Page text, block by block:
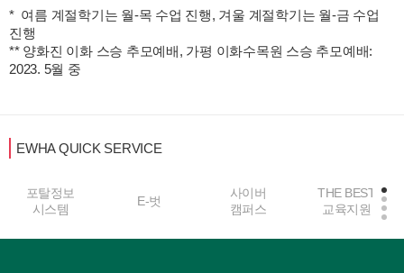
*  여름 계절학기는 월-목 수업 진행, 겨울 계절학기는 월-금 수업
진행
** 양화진 이화 스승 추모예배, 가평 이화수목원 스승 추모예배:
2023. 5월 중
EWHA QUICK SERVICE
포탈정보
시스템
E-벗
사이버
캠퍼스
THE BEST
교육지원